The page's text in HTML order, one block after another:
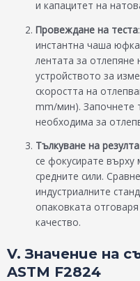
и капацитет на
Провеждане на теста
инстантна чаша
лентата за отлепяне
устройството за
скоростта на
mm/мин). Започнете
необходима за
Тълкуване на
се фокусирате
средните сили.
индустриалните
опаковката
качество.
V. Значение на
ASTM F2824